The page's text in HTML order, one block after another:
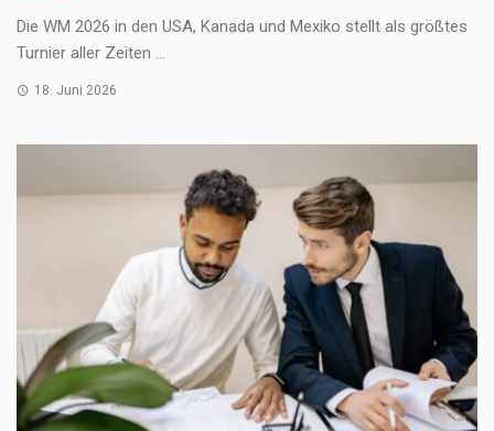
Die WM 2026 in den USA, Kanada und Mexiko stellt als größtes
Turnier aller Zeiten ...
18. Juni 2026